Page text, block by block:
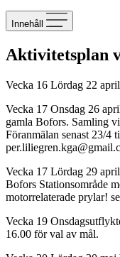
Innehåll
Aktivitetsplan
Vecka 16 Lördag 22
Vecka 17 Onsdag 26
gamla Bofors. Samling
Föranmälan senast 23/4
Vecka 17 Lördag 29
Bofors Stationsområde
motorrelaterade prylar!
Vecka 19
16.00 för val av mål.